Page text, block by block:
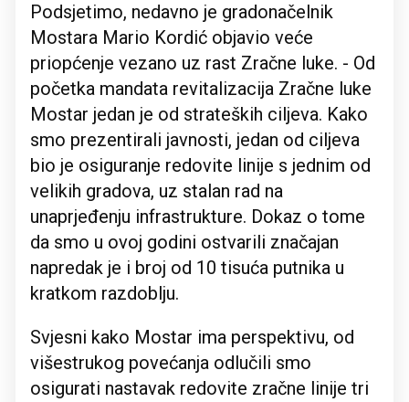
Podsjetimo, nedavno je gradonačelnik
Mostara Mario Kordić objavio veće
priopćenje vezano uz rast Zračne luke. - Od
početka mandata revitalizacija Zračne luke
Mostar jedan je od strateških ciljeva. Kako
smo prezentirali javnosti, jedan od ciljeva
bio je osiguranje redovite linije s jednim od
velikih gradova, uz stalan rad na
unaprjeđenju infrastrukture. Dokaz o tome
da smo u ovoj godini ostvarili značajan
napredak je i broj od 10 tisuća putnika u
kratkom razdoblju.
Svjesni kako Mostar ima perspektivu, od
višestrukog povećanja odlučili smo
osigurati nastavak redovite zračne linije tri